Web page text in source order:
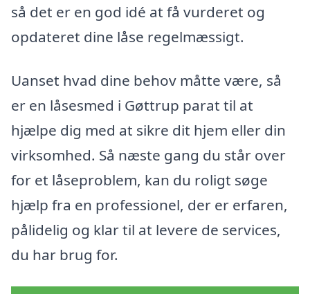
så det er en god idé at få vurderet og
opdateret dine låse regelmæssigt.
Uanset hvad dine behov måtte være, så
er en låsesmed i Gøttrup parat til at
hjælpe dig med at sikre dit hjem eller din
virksomhed. Så næste gang du står over
for et låseproblem, kan du roligt søge
hjælp fra en professionel, der er erfaren,
pålidelig og klar til at levere de services,
du har brug for.